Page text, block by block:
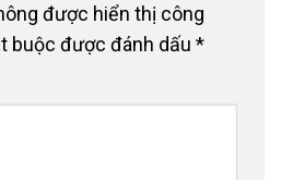
được hiển thị công
buộc được đánh dấu *